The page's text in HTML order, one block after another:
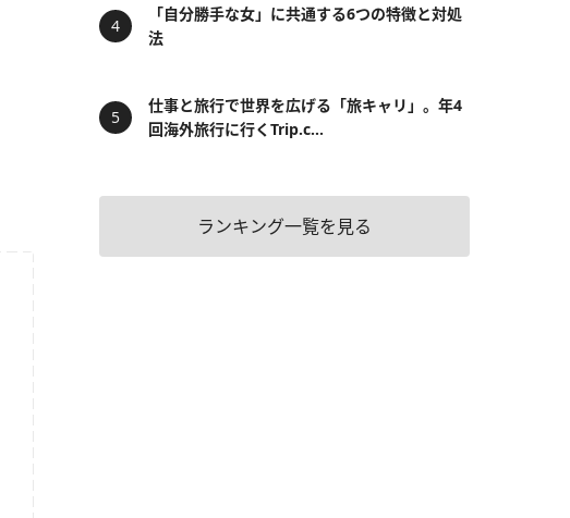
「自分勝手な女」に共通する6つの特徴と対処
法
仕事と旅行で世界を広げる「旅キャリ」。年4
回海外旅行に行くTrip.c...
ランキング一覧を見る